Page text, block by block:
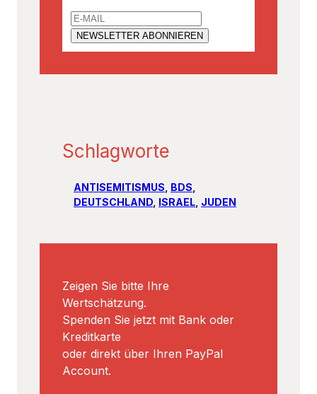
Schlagworte
ANTISEMITISMUS BDS
DEUTSCHLAND ISRAEL JUDEN
Zeigen Sie bitte Ihre
Wertschätzung.
Spenden Sie jetzt mit Bank oder
Kreditkarte
oder direkt über Ihren PayPal
Account.